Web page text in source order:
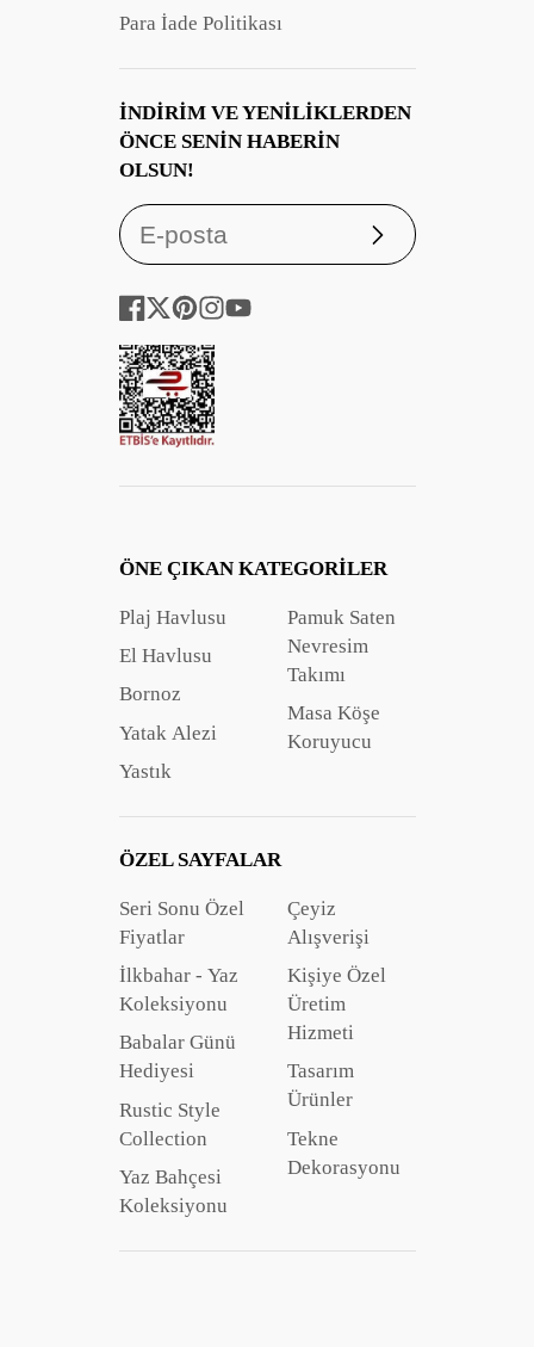
Para İade Politikası
İNDIRIM VE YENILIKLERDEN
ÖNCE SENIN HABERIN
OLSUN!
Abone
ÖNE ÇIKAN KATEGORILER
Plaj Havlusu
El Havlusu
Bornoz
Yatak Alezi
Yastık
Pamuk Saten
Nevresim
Takımı
Masa Köşe
Koruyucu
ÖZEL SAYFALAR
Seri Sonu Özel
Fiyatlar
İlkbahar - Yaz
Koleksiyonu
Babalar Günü
Hediyesi
Rustic Style
Collection
Yaz Bahçesi
Koleksiyonu
Çeyiz
Alışverişi
Kişiye Özel
Üretim
Hizmeti
Tasarım
Ürünler
Tekne
Dekorasyonu